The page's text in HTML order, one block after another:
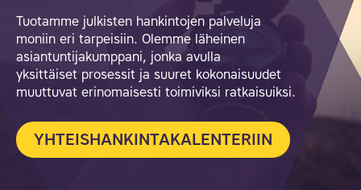
Tuotamme julkisten hankintojen palveluja
moniin eri tarpeisiin. Olemme läheinen
asiantuntijakumppani, jonka avulla
yksittäiset prosessit ja suuret kokonaisuudet
muuttuvat erinomaisesti toimiviksi ratkaisuiksi.
YHTEISHANKINTAKALENTERIIN